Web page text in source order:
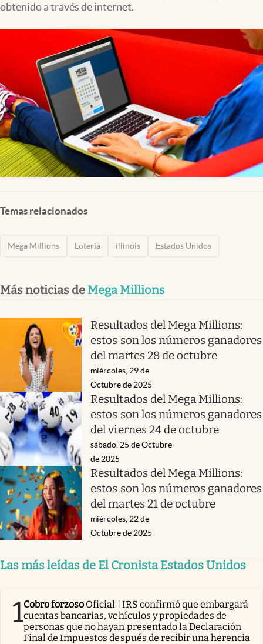
obtenido a través de internet.
Temas relacionados
Mega Millions Loteria illinois Estados Unidos
Más noticias de Mega Millions
Resultados del Mega Millions:
estos son los números ganadores
del martes 28 de octubre
miércoles, 29 de
Octubre de 2025
Resultados del Mega Millions:
estos son los números ganadores
del viernes 24 de octubre
sábado, 25 de Octubre
de 2025
Resultados del Mega Millions:
estos son los números ganadores
del martes 21 de octubre
miércoles, 22 de
Octubre de 2025
Las más leídas de El Cronista Estados Unidos
1Cobro forzoso Oficial | IRS confirmó que embargará
cuentas bancarias, vehículos y propiedades de
personas que no hayan presentado la Declaración
Final de Impuestos después de recibir una herencia